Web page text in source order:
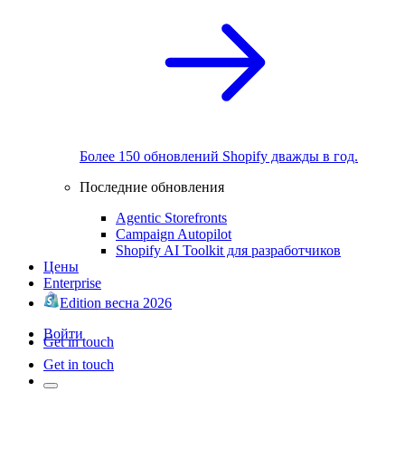
Более 150 обновлений Shopify дважды в год.
Последние обновления
Agentic Storefronts
Campaign Autopilot
Shopify AI Toolkit для разработчиков
Цены
Enterprise
Edition весна 2026
Войти
Get in touch
Get in touch